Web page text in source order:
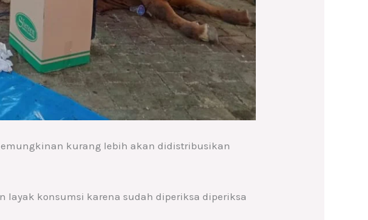
kurang lebih akan didistribusikan
konsumsi karena sudah diperiksa diperiksa